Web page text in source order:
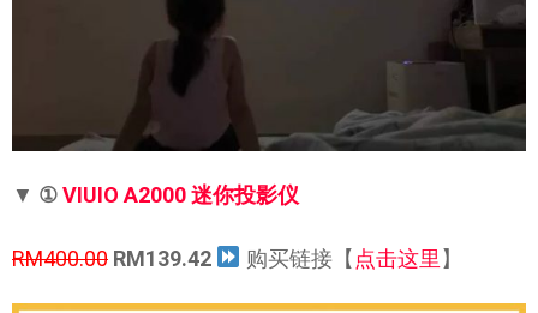
▼ ①VIUIO A2000 迷你投影仪
RM400.00 RM139.42 购买链接【点击这里】